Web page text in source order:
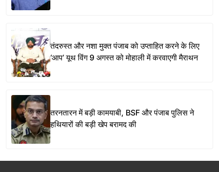
तंदरुस्त और नशा मुक्त पंजाब को उप्ताहित करने के लिए
‘आप’ यूथ विंग 9 अगस्त को मोहाली में करवाएगी मैराथन
तरनतारन में बड़ी कामयाबी, BSF और पंजाब पुलिस ने
हथियारों की बड़ी खेप बरामद की